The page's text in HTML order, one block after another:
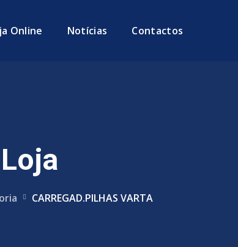
Online Notícias Contactos
Loja
CARREGAD.PILHAS VARTA